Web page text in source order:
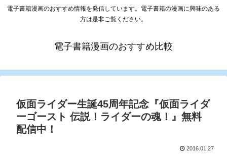
電子書籍漫画のおすすめ情報を発信しています。電子書籍の漫画に興味のある
方は是非ご覧ください。
電子書籍漫画のおすすめ比較
仮面ライダー生誕45周年記念『仮面ライダ
ーゴースト 伝説！ライダーの魂！』無料
配信中！
2016.01.27